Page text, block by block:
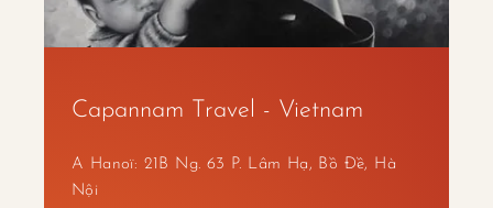
Capannam Travel - Vietnam
A Hanoï: 21B Ng. 63 P. Lâm Hạ, Bồ Đề, Hà
Nội